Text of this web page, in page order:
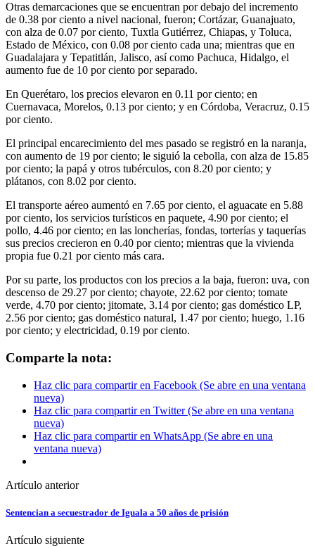
Otras demarcaciones que se encuentran por debajo del incremento
de 0.38 por ciento a nivel nacional, fueron; Cortázar, Guanajuato,
con alza de 0.07 por ciento, Tuxtla Gutiérrez, Chiapas, y Toluca,
Estado de México, con 0.08 por ciento cada una; mientras que en
Guadalajara y Tepatitlán, Jalisco, así como Pachuca, Hidalgo, el
aumento fue de 10 por ciento por separado.
En Querétaro, los precios elevaron en 0.11 por ciento; en
Cuernavaca, Morelos, 0.13 por ciento; y en Córdoba, Veracruz, 0.15
por ciento.
El principal encarecimiento del mes pasado se registró en la naranja,
con aumento de 19 por ciento; le siguió la cebolla, con alza de 15.85
por ciento; la papá y otros tubérculos, con 8.20 por ciento; y
plátanos, con 8.02 por ciento.
El transporte aéreo aumentó en 7.65 por ciento, el aguacate en 5.88
por ciento, los servicios turísticos en paquete, 4.90 por ciento; el
pollo, 4.46 por ciento; en las loncherías, fondas, torterías y taquerías
sus precios crecieron en 0.40 por ciento; mientras que la vivienda
propia fue 0.21 por ciento más cara.
Por su parte, los productos con los precios a la baja, fueron: uva, con
descenso de 29.27 por ciento; chayote, 22.62 por ciento; tomate
verde, 4.70 por ciento; jitomate, 3.14 por ciento; gas doméstico LP,
2.56 por ciento; gas doméstico natural, 1.47 por ciento; huego, 1.16
por ciento; y electricidad, 0.19 por ciento.
Comparte la nota:
Haz clic para compartir en Facebook (Se abre en una ventana
nueva)
Haz clic para compartir en Twitter (Se abre en una ventana
nueva)
Haz clic para compartir en WhatsApp (Se abre en una
ventana nueva)
Artículo anterior
Sentencian a secuestrador de Iguala a 50 años de prisión
Artículo siguiente